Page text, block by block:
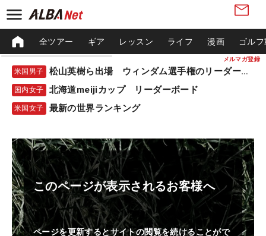
メルマガ登録
全ツアー ギア レッスン ライフ 漫画 ゴル
米国男子 松山英樹ら出場 ウィンダム選手権のリーダーボード
国内女子 北海道meijiカップ リーダーボード
米国女子 最新の世界ランキング
このページが表示されるお客様へ
ページを更新するとサイトの閲覧を続けることがで